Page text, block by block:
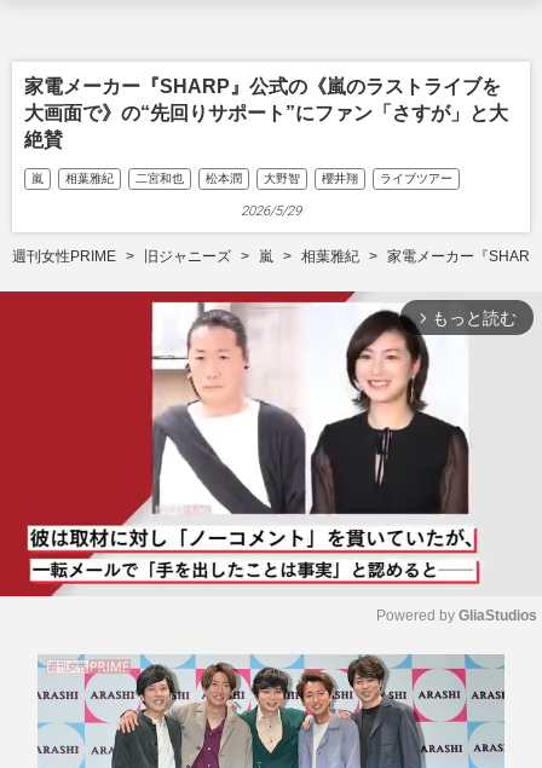
家電メーカー『SHARP』公式の《嵐のラストライブを
大画面で》の“先回りサポート”にファン「さすが」と大
絶賛
嵐 相葉雅紀 二宮和也 松本潤 大野智 櫻井翔 ライブツアー
2026/5/29
週刊女性PRIME 旧ジャニーズ 嵐 相葉雅紀 家電メーカー『
arrow_forward_ios もっと読む
u
Powered by GliaStudios